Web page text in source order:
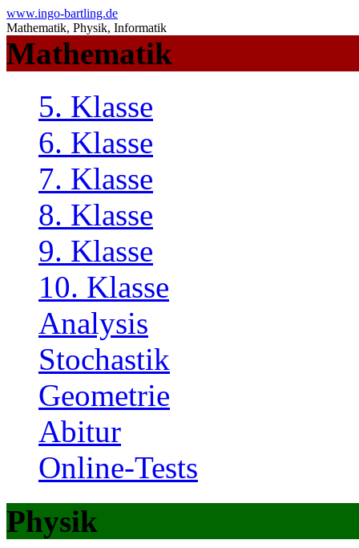
www.ingo-bartling.de
Mathematik, Physik, Informatik
Mathematik
5. Klasse
6. Klasse
7. Klasse
8. Klasse
9. Klasse
10. Klasse
Analysis
Stochastik
Geometrie
Abitur
Online-Tests
Physik